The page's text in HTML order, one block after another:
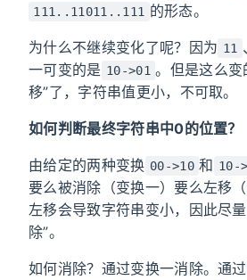
111..11011..111 的形态。
为什么不继续变化了呢？因为 11
一可变的是 10->01 。但是这么变
移”了，字符串值更小，不可取。
如何判断最终字符串中0的位置？
由给定的两种变换 00->10 和 10-
要么被消除（变换一）要么左移
左移会导致字符串变小，因此尽
除”。
如何消除？通过变换一消除。通过